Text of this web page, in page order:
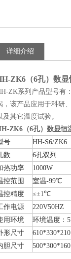
详细介绍
ZK6（6孔）数显
ZK系列产品型号有
，该产品应用于科研
及其它温度试验。
ZK6（6孔）数显恒
号
HH-S6/ZK6
数
6孔双列
热功率
1000W
控范围
室温-99℃
控精度
≤±1℃
作电源
220V50HZ
用环境 环境温度
形尺寸
610*330*210
胆尺寸
500*300*160